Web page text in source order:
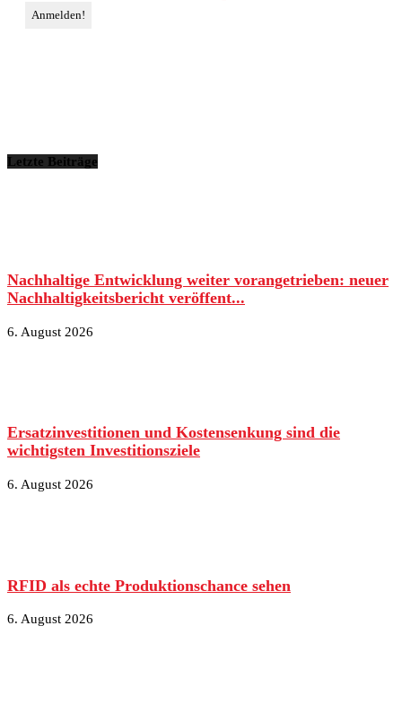
Letzte Beiträge
Nachhaltige Entwicklung weiter vorangetrieben: neuer
Nachhaltigkeitsbericht veröffent...
6. August 2026
Ersatzinvestitionen und Kostensenkung sind die
wichtigsten Investitionsziele
6. August 2026
RFID als echte Produktionschance sehen
6. August 2026